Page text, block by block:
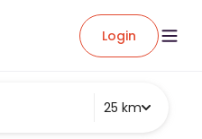
Login
25 km